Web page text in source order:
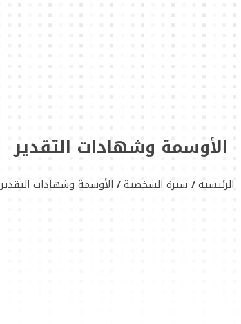
الأوسمة وشهادات التقدير
الرئيسية سيرة الشخصية الأوسمة وشهادات التقدير